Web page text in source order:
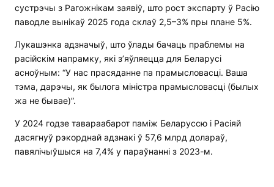
сустрэчы з Рагожнікам заявіў, што рост экспарту ў Расію
паводле вынікаў 2025 года склаў 2,5–3% пры плане 5%.
Лукашэнка адзначыў, што ўлады бачаць праблемы на
расійскім напрамку, які з’яўляецца для Беларусі
асноўным: “У нас прасяданне па прамысловасці. Ваша
тэма, дарэчы, як былога міністра прамысловасці (былых
жа не бывае)”.
У 2024 годзе тавараабарот паміж Беларуссю і Расіяй
дасягнуў рэкорднай адзнакі ў 57,6 млрд долараў,
павялічыўшыся на 7,4% у параўнанні з 2023-м.